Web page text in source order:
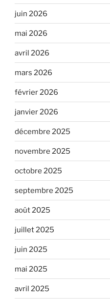
juin 2026
mai 2026
avril 2026
mars 2026
février 2026
janvier 2026
décembre 2025
novembre 2025
octobre 2025
septembre 2025
août 2025
juillet 2025
juin 2025
mai 2025
avril 2025